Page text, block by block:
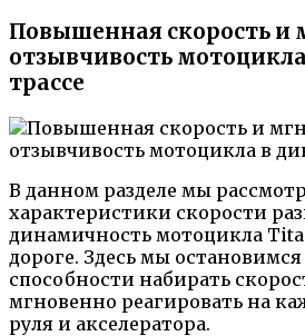
Повышенная скорость и
отзывчивость
трассе
В данном разделе мы
характеристики скорости
динамичность мотоцикла
дороге. Здесь мы остановимся
способности набирать
мгновенно реагировать на
руля и акселератора.